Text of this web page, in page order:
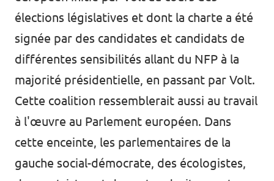
élections législatives et dont la charte a été
signée par des candidates et candidats de
différentes sensibilités allant du NFP à la
majorité présidentielle, en passant par Volt.
Cette coalition ressemblerait aussi au travail
à l'œuvre au Parlement européen. Dans
cette enceinte, les parlementaires de la
gauche social-démocrate, des écologistes,